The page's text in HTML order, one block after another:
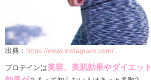
出典： https://www.instagram.com/
プロテインは美容、美肌効果やダイエット